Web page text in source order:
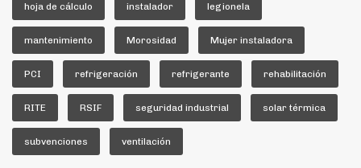
hoja de cálculo instalador legionela
mantenimiento Morosidad Mujer instaladora
PCI refrigeración refrigerante rehabilitación
RITE RSIF seguridad industrial solar térmica
subvenciones ventilación